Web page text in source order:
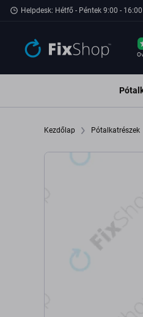
Ugrás az oldal fő részéhez
Helpdesk: Hétfő - Péntek 9:00 - 16:00
Kezdőlap Pótalkatrészek